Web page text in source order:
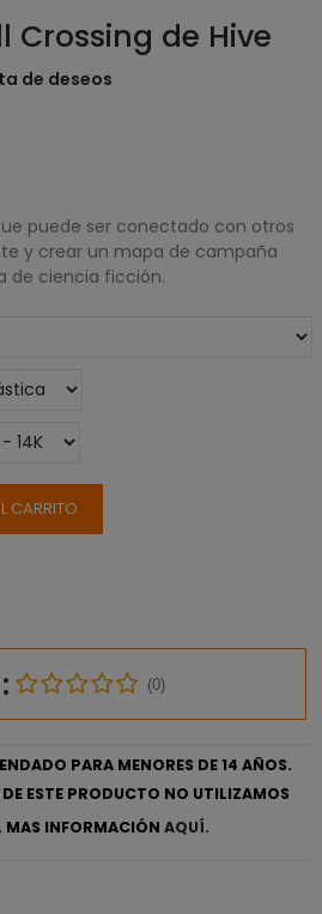
Crossing de Hive
de deseos
puede ser conectado con otros
y crear un mapa de campaña
de ciencia ficción.
CARRITO
(0)
PARA MENORES DE 14 AÑOS.
ESTE PRODUCTO NO UTILIZAMOS
MAS INFORMACIÓN AQUÍ.